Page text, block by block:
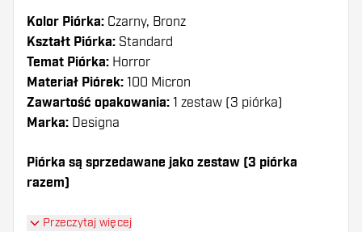
Kolor Piórka: Czarny, Bronz
Kształt Piórka: Standard
Temat Piórka: Horror
Materiał Piórek: 100 Micron
Zawartość opakowania: 1 zestaw (3 piórka)
Marka: Designa
Piórka są sprzedawane jako zestaw (3 piórka
razem)
Dartshopper tip!
Przeczytaj więcej